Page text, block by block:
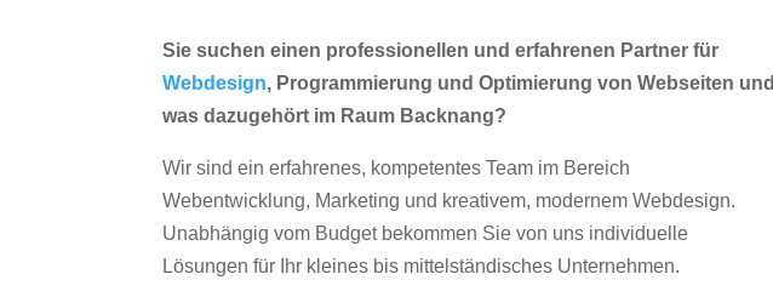
Sie suchen einen professionellen und erfahrenen Partner für
Webdesign, Programmierung und Optimierung von Webseiten und
was dazugehört im Raum Backnang?
Wir sind ein erfahrenes, kompetentes Team im Bereich
Webentwicklung, Marketing und kreativem, modernem Webdesign.
Unabhängig vom Budget bekommen Sie von uns individuelle
Lösungen für Ihr kleines bis mittelständisches Unternehmen.